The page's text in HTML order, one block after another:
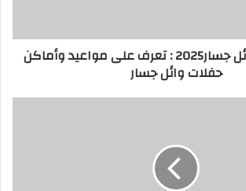
جدول حفلات وائل جسار2025 : تعرف على مواعيد وأماكن
حفلات وائل جسار